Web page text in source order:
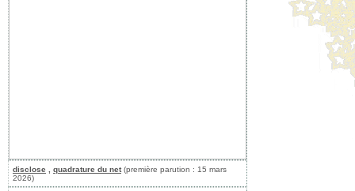
disclose quadrature du net (première parution : 15 mars
2026)